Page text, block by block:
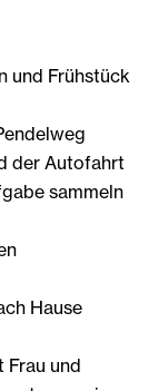
und Frühstück
der Autofahrt
sammeln
Hause
Frau und